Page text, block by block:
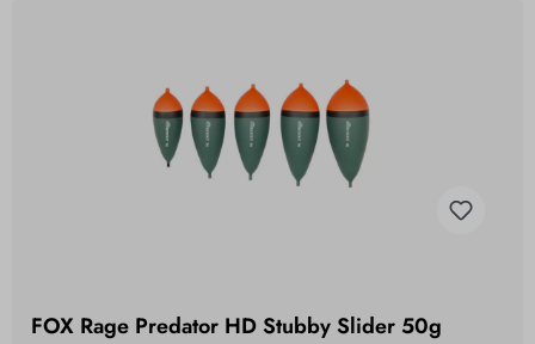
FOX Rage Predator HD Stubby Slider 50g